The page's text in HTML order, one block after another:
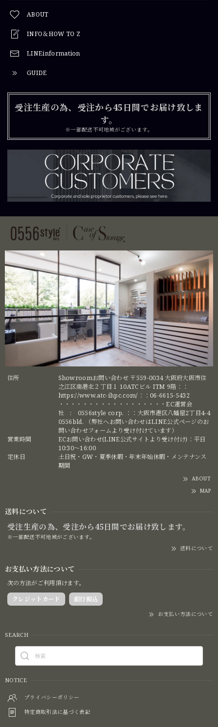
ABOUT
INFO＆HOW TO Z
LINEinformation
GUIDE
受注生産の為、受注から45日間でお届け致しま
す。
※一部配送不可地域がございます。
住所
Showroomお問い合わせ 〒559-0034 大阪府大阪市住
之江区南港北２丁目１ 10ATCビル ITM 9階：：
https://www.atc-ihpc.com/：：06-6615-5432
・・・・・・・・・・・・・・・・・・EC運営会
社 : 0556style corp. ：：大阪市港区八幡屋2丁目4-4
0556bld. （弊社へお問い合わせはLINE公式ページのお
問い合わせフォームより受け付けています）
営業時間
ECお問い合わせ(LINE公式サイトより受け付け)：平日
10:30〜16:00
定休日
土日祝・GW・夏季休暇・年末年始休暇・メンテナンス
期間
ABOUT
MAP
送料について
受注生産の為、受注から45日間でお届け致します。
※一部配送不可地域がございます。
送料について
お支払い方法について
次の方法がご利用頂けます。
クレジットカード
銀行振込
お支払い方法について
SEARCH
NOTICE
プライバシーポリシー
特定商取引法に基づく表記